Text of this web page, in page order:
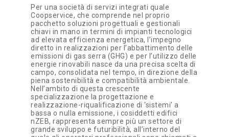
Per una società di servizi integrati quale
Coopservice, che comprende nel proprio
pacchetto soluzioni progettuali e gestionali
chiavi in mano in termini di impianti tecnologici
ad elevata efficienza energetica, l’impegno
diretto in realizzazioni per l’abbattimento delle
emissioni di gas serra (GHG) e per l’utilizzo delle
energie rinovabili nasce da una precisa scelta di
campo, consolidata nel tempo, in direzione della
piena sostenibilità e compatibilità ambientale.
Nell’ambito di questa crescente
specializzazione la progettazione e
realizzazione-riqualificazione di ‘sistemi’ a
bassa o nulla emissione, i cosiddetti edifici
nZEB, rappresenta sempre più un settore di
grande sviluppo e futuribilità, all’interno del